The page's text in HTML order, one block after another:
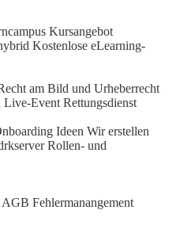
Kursangebot
Kostenlose eLearning-
am Bild und Urheberrecht
Live-Event Rettungsdienst
Ideen Wir erstellen
Rollen- und
AGB Fehlermanangement